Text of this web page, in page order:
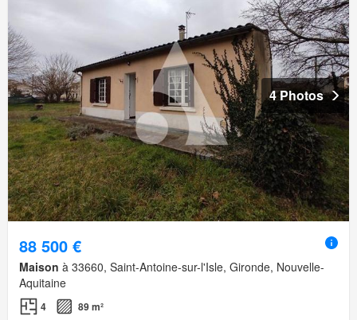
4 Photos
88 500 €
Maison à 33660, Saint-Antoine-sur-l'Isle, Gironde, Nouvelle-
Aquitaine
4
89 m²